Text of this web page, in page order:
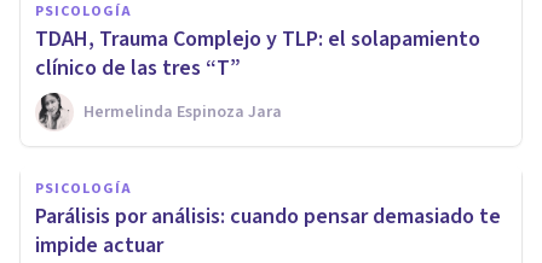
PSICOLOGÍA
TDAH, Trauma Complejo y TLP: el solapamiento
clínico de las tres “T”
Hermelinda Espinoza Jara
PSICOLOGÍA
Parálisis por análisis: cuando pensar demasiado te
impide actuar